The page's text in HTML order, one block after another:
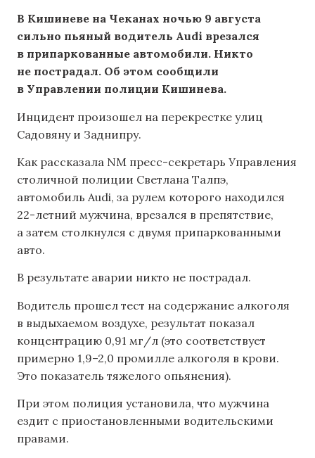
В Кишиневе на Чеканах ночью 9 августа
сильно пьяный водитель Audi врезался
в припаркованные автомобили. Никто
не пострадал. Об этом сообщили
в Управлении полиции Кишинева.
Инцидент произошел на перекрестке улиц
Садовяну и Заднипру.
Как рассказала NM пресс-секретарь Управления
столичной полиции Светлана Талпэ,
автомобиль Audi, за рулем которого находился
22-летний мужчина, врезался в препятствие,
а затем столкнулся с двумя припаркованными
авто.
В результате аварии никто не пострадал.
Водитель прошел тест на содержание алкоголя
в выдыхаемом воздухе, результат показал
концентрацию 0,91 мг/л (это соответствует
примерно 1,9–2,0 промилле алкоголя в крови.
Это показатель тяжелого опьянения).
При этом полиция установила, что мужчина
ездит с приостановленными водительскими
правами.